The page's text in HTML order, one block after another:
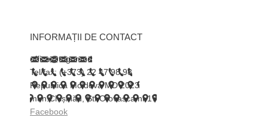
INFORMAȚII DE CONTACT
office@trigor.md
Tel/fax: (+373) 22 47 98 98
Republica Moldova MD 2023
mun.Chișinău, Str.Otovasca nr.17
Facebook